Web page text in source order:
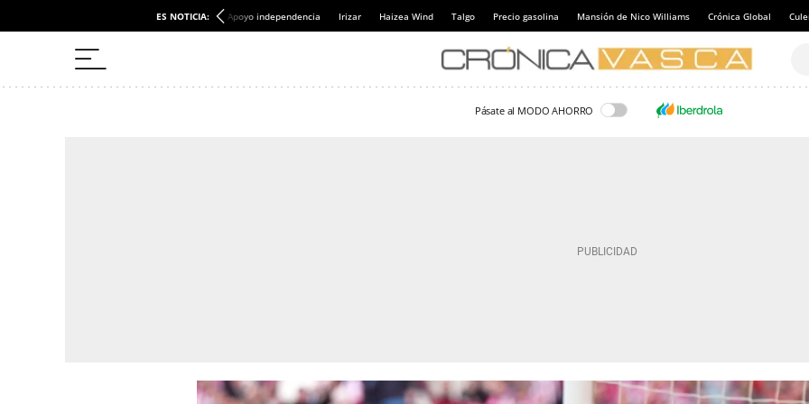
ES NOTICIA: Apoyo independencia Irizar Haizea Wind Talgo Precio gasolina Mansión de Nico Williams Crónica Global
Pásate al MODO AHORRO